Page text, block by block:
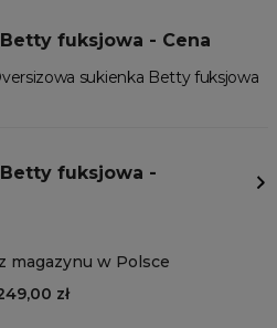
fuksjowa - Cena
sukienka Betty fuksjowa
fuksjowa -
z magazynu w Polsce
zł